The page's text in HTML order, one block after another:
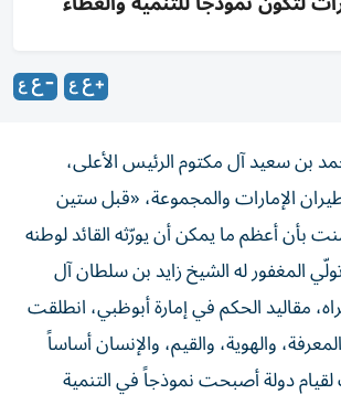
بن سعيد آل مكتوم الرئيس الأعلى،
الإمارات والمجموعة، «قبل ستين
بأن أعظم ما يمكن أن يورّثه القائد لوطنه
المغفور له الشيخ زايد بن سلطان آل
مقاليد الحكم في إمارة أبوظبي، انطلقت
والهوية، والقيم، والإنسان أساساً
دولة أصبحت نموذجاً في التنمية